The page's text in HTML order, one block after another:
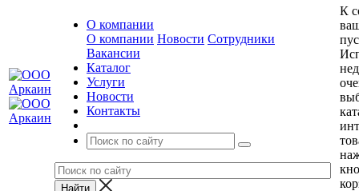
О компании
О компании Новости Сотрудники
Вакансии
Каталог
Услуги
Новости
Контакты
К